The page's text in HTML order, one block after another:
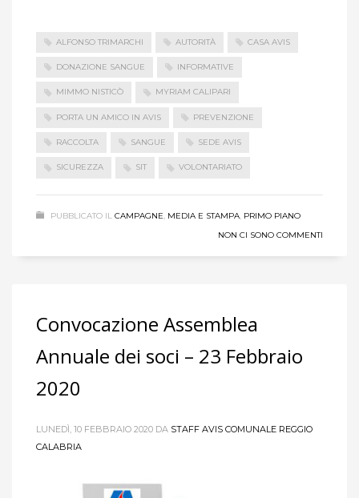
ALFONSO TRIMARCHI AUTORITÀ CASA AVIS
DONAZIONE SANGUE INFORMATIVE
MIMMO NISTICÒ MYRIAM CALIPARI
PORTA UN AMICO IN AVIS PREVENZIONE
RACCOLTA SANGUE SEDE AVIS
SICUREZZA SIT VOLONTARIATO
PUBBLICATO IL CAMPAGNE, MEDIA E STAMPA, PRIMO PIANO
NON CI SONO COMMENTI
Convocazione Assemblea
Annuale dei soci – 23 Febbraio
2020
LUNEDÌ, 10 FEBBRAIO 2020 DA STAFF AVIS COMUNALE REGGIO
CALABRIA